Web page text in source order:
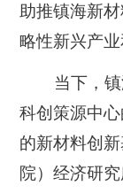
助推镇海新
略性新兴产业
当下，
科创策源中
的新材料创
院）经济研